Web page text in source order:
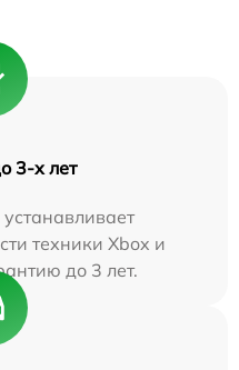
3-х лет
техники Xbox и
до 3 лет.